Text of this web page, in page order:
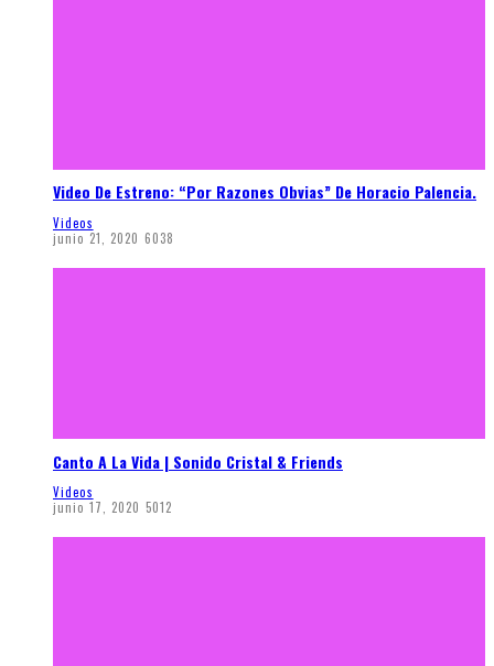
Video De Estreno: “Por Razones Obvias” De Horacio Palencia.
Videos
junio 21, 2020 6038
Canto A La Vida | Sonido Cristal & Friends
Videos
junio 17, 2020 5012